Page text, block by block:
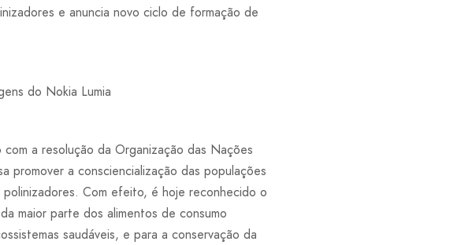
e anuncia novo ciclo de formação de
a resolução da Organização das Nações
promover a consciencialização das populações
Com efeito, é hoje reconhecido o
maior parte dos alimentos de consumo
saudáveis, e para a conservação da